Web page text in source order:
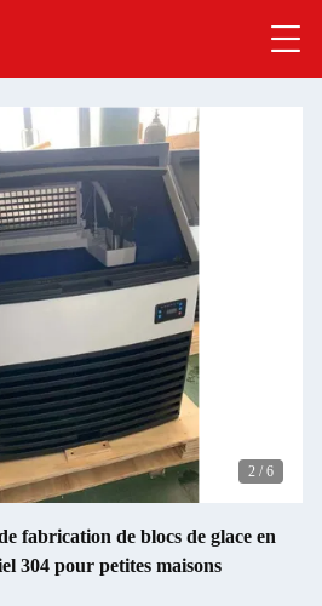
2 / 6
fabrication de blocs de glace en
304 pour petites maisons